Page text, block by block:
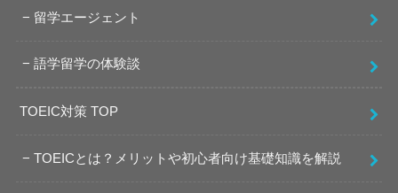
留学エージェント
語学留学の体験談
TOEIC対策 TOP
TOEICとは？メリットや初心者向け基礎知識を解説